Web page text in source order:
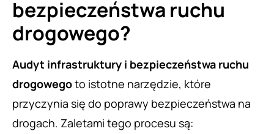
bezpieczeństwa ruchu
drogowego?
Audyt infrastruktury i bezpieczeństwa ruchu
drogowegoto istotne narzędzie, które
przyczynia się do poprawy bezpieczeństwa na
drogach. Zaletami tego procesu są: